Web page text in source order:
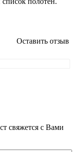
Оставить отзыв
свяжется с Вами